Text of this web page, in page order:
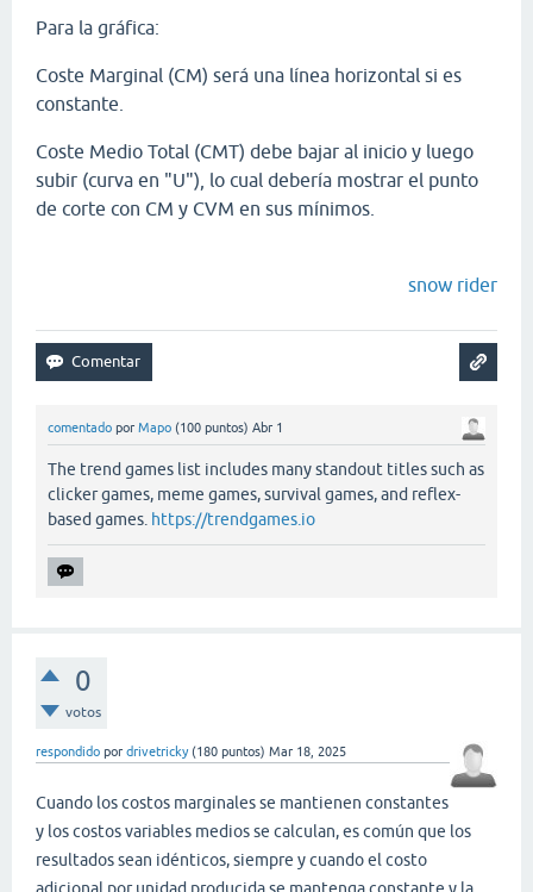
Para la gráfica:
Coste Marginal (CM) será una línea horizontal si es
constante.
Coste Medio Total (CMT) debe bajar al inicio y luego
subir (curva en "U"), lo cual debería mostrar el punto
de corte con CM y CVM en sus mínimos.
snow rider
comentado por Mapo (100 puntos) Abr 1
The trend games list includes many standout titles such as
clicker games, meme games, survival games, and reflex-
based games. https://trendgames.io
0
votos
respondido por drivetricky (180 puntos) Mar 18, 2025
Cuando los costos marginales se mantienen constantes
y los costos variables medios se calculan, es común que los
resultados sean idénticos, siempre y cuando el costo
adicional por unidad producida se mantenga constante y la